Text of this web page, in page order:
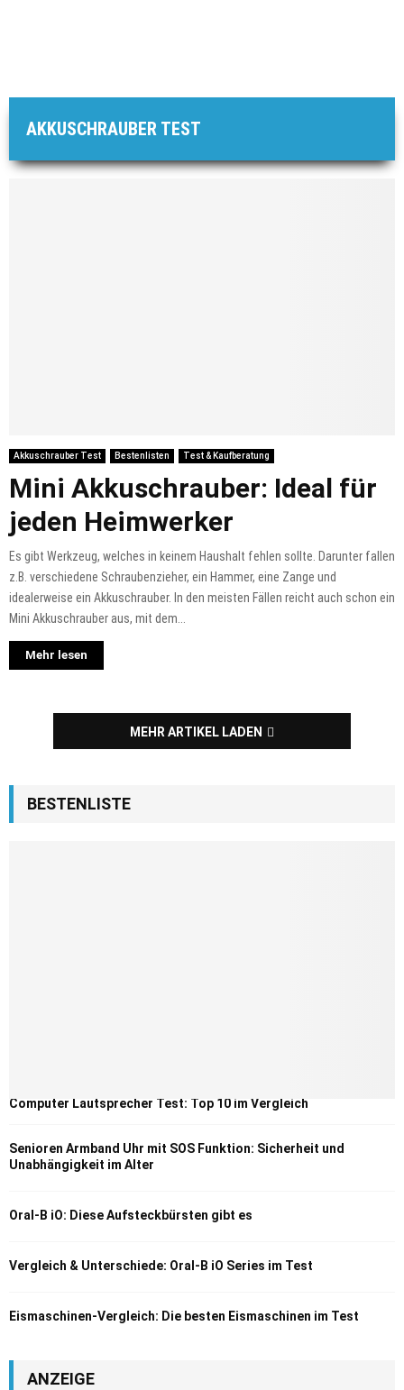
AKKUSCHRAUBER TEST
Akkuschrauber Test Bestenlisten Test & Kaufberatung
Mini Akkuschrauber: Ideal für
jeden Heimwerker
Es gibt Werkzeug, welches in keinem Haushalt fehlen sollte. Darunter fallen
z.B. verschiedene Schraubenzieher, ein Hammer, eine Zange und
idealerweise ein Akkuschrauber. In den meisten Fällen reicht auch schon ein
Mini Akkuschrauber aus, mit dem...
Mehr lesen
MEHR ARTIKEL LADEN
BESTENLISTE
Computer Lautsprecher Test: Top 10 im Vergleich
Senioren Armband Uhr mit SOS Funktion: Sicherheit und
Unabhängigkeit im Alter
Oral-B iO: Diese Aufsteckbürsten gibt es
Vergleich & Unterschiede: Oral-B iO Series im Test
Eismaschinen-Vergleich: Die besten Eismaschinen im Test
ANZEIGE